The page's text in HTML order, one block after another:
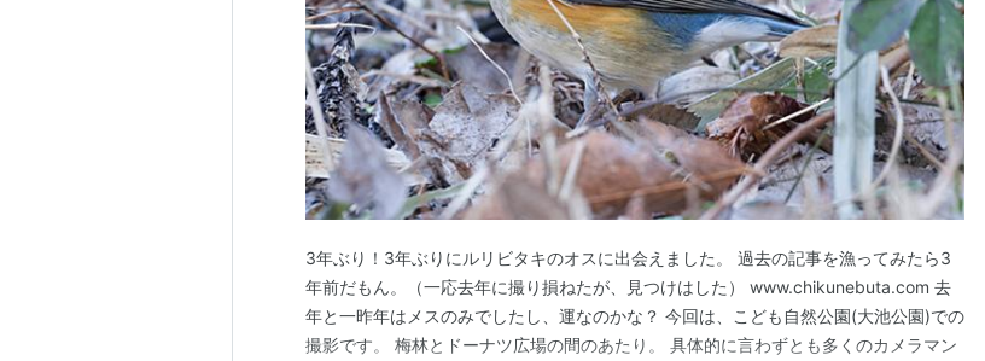
3年ぶり！3年ぶりにルリビタキのオスに出会えました。 過去の記事を漁ってみたら3
年前だもん。（一応去年に撮り損ねたが、見つけはした） www.chikunebuta.com 去
年と一昨年はメスのみでしたし、運なのかな？ 今回は、こども自然公園(大池公園)での
撮影です。 梅林とドーナツ広場の間のあたり。 具体的に言わずとも多くのカメラマン